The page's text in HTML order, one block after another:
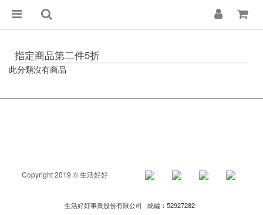
指定商品第二件5折
此分類沒有商品
Copyright 2019 © 生活好好
生活好好事業股份有限公司 統編：52927282